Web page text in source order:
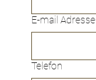
E-mail Adresse
Telefon